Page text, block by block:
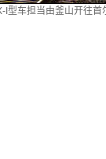
型车担当由釜山开往